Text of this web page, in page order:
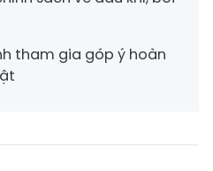
tham gia góp ý hoàn